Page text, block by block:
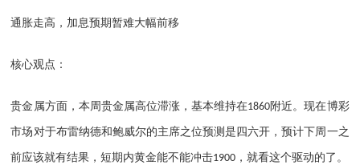
通胀走高，加息预期暂难大幅前移
核心观点：
贵金属方面，本周贵金属高位滞涨，基本维持在1860附近。现在博彩
市场对于布雷纳德和鲍威尔的主席之位预测是四六开，预计下周一之
前应该就有结果，短期内黄金能不能冲击1900 ，就看这个驱动的了。